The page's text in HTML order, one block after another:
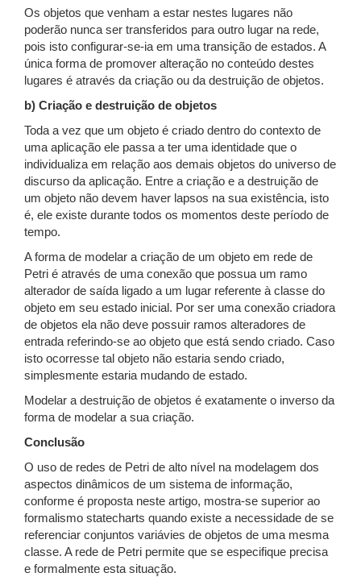
Os objetos que venham a estar nestes lugares não
poderão nunca ser transferidos para outro lugar na rede,
pois isto configurar-se-ia em uma transição de estados. A
única forma de promover alteração no conteúdo destes
lugares é através da criação ou da destruição de objetos.
b) Criação e destruição de objetos
Toda a vez que um objeto é criado dentro do contexto de
uma aplicação ele passa a ter uma identidade que o
individualiza em relação aos demais objetos do universo de
discurso da aplicação. Entre a criação e a destruição de
um objeto não devem haver lapsos na sua existência, isto
é, ele existe durante todos os momentos deste período de
tempo.
A forma de modelar a criação de um objeto em rede de
Petri é através de uma conexão que possua um ramo
alterador de saída ligado a um lugar referente à classe do
objeto em seu estado inicial. Por ser uma conexão criadora
de objetos ela não deve possuir ramos alteradores de
entrada referindo-se ao objeto que está sendo criado. Caso
isto ocorresse tal objeto não estaria sendo criado,
simplesmente estaria mudando de estado.
Modelar a destruição de objetos é exatamente o inverso da
forma de modelar a sua criação.
Conclusão
O uso de redes de Petri de alto nível na modelagem dos
aspectos dinâmicos de um sistema de informação,
conforme é proposta neste artigo, mostra-se superior ao
formalismo statecharts quando existe a necessidade de se
referenciar conjuntos variávies de objetos de uma mesma
classe. A rede de Petri permite que se especifique precisa
e formalmente esta situação.